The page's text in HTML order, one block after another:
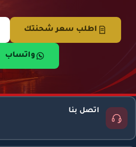
اطلب سعر شحنتك
واتساب
اتصل بنا